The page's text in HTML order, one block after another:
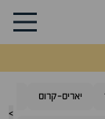
>
יאריס-קרוס